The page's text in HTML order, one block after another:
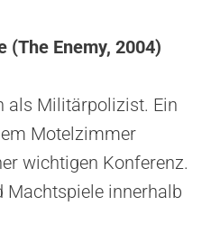
(The Enemy, 2004)
als Militärpolizist. Ein
Motelzimmer
wichtigen Konferenz.
Machtspiele innerhalb